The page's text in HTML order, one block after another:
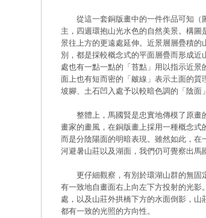
從這一套銅版畫中的一件作品可知（
主，四週環抱山光水色的自然美景。構圖
景往上方的更遠處延伸。近景層層疊積的
別，都是採較概念式的平面層疊而形成
處也有一點一點的「苔點」用以指示近景
面上也有短而密的「皴線」表示土面的質
坡腳、土石凹入處予以較暗色調的「陰面
整體上，馬國賢是忠實地傳模了原畫
畫家的畫風，在銅版畫上採用一種概念式
而是分陰陽面的明暗表現。雖然如此，在
河避暑山莊以及湖面，我們仍可覺察出馬
更仔細觀察，有別於環湖山群的無固
有一致地自畫面右上向左下方投射的光影
處，以及山莊外拱橋下方的水面倒影，山
都有一致的光照的方向性。